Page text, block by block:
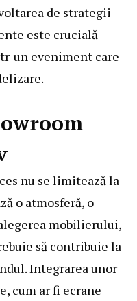
de strategii
este crucială
un eveniment care
nu se limitează la
o atmosferă, o
mobilierului,
să contribuie la
Integrarea unor
cum ar fi ecrane